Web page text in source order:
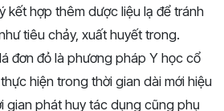
kết hợp thêm dược liệu lạ để tránh
tiêu chảy, xuất huyết trong.
đơn đỏ là phương pháp Y học cổ
hiện trong thời gian dài mới hiệu
gian phát huy tác dụng cũng phụ